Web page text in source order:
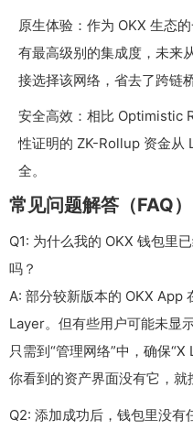
原生体验：作为 OKX 生态
有最高级别的集成度，未来
接选择该网络，省去了跨链
安全高效：相比 Optimistic
性证明的 ZK-Rollup 资金从
全。
常见问题解答（FAQ）
Q1: 为什么我的 OKX 钱包里
吗？
A: 部分较新版本的 OKX App
Layer。但有些用户可能未显
只需到“管理网络”中，确保
你看到的资产界面没有它，就
Q2: 添加成功后，钱包里没有